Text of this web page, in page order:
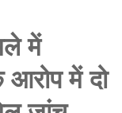
में
आरोप में दो